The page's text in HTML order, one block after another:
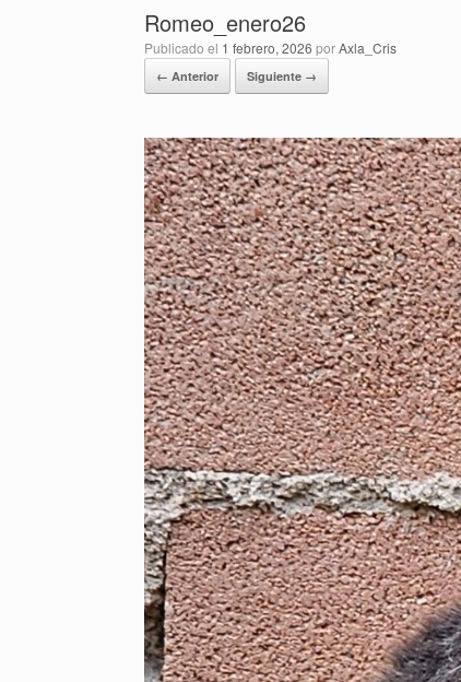
Romeo_enero26
Publicado el 1 febrero, 2026 porAxla_Cris
← Anterior Siguiente →